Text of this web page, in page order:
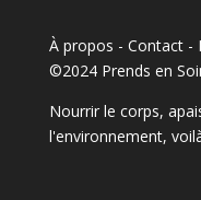
À propos - Contact-
©2024 Prends en
Nourrir le corps,
l'environnement,